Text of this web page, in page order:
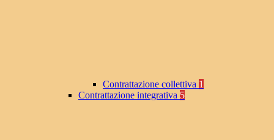
Contrattazione collettiva 1
Contrattazione integrativa 5